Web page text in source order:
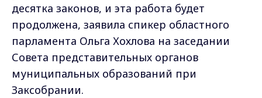
десятка законов, и эта работа будет
продолжена, заявила спикер областного
парламента Ольга Хохлова на заседании
Совета представительных органов
муниципальных образований при
Заксобрании.